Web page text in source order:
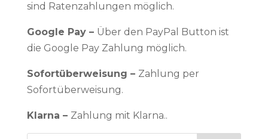
sind Ratenzahlungen möglich.
Google Pay – Über den PayPal Button ist
die Google Pay Zahlung möglich.
Sofortüberweisung – Zahlung per
Sofortüberweisung.
Klarna – Zahlung mit Klarna..